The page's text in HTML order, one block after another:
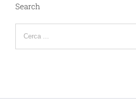
Search